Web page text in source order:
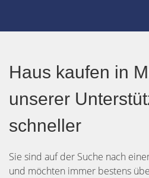
Haus kaufen in
unserer
schneller
Sie sind auf der Suche nach
und möchten immer bestens